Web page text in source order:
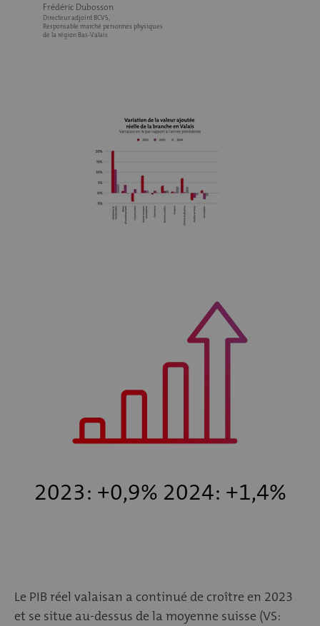
Frédéric Dubosson
Directeur adjoint BCVS,
Responsable marché personnes physiques
de la région Bas-Valais
2023: +0,9% 2024: +1,4%
Le PIB réel valaisan a continué de croître en 2023
et se situe au-dessus de la moyenne suisse (VS: